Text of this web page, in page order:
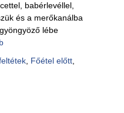
babérlevéllel,
és a merőkanálba
lébe
, Főétel előtt,